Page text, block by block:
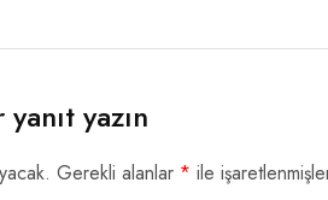
yanıt yazın
Gerekli alanlar * ile